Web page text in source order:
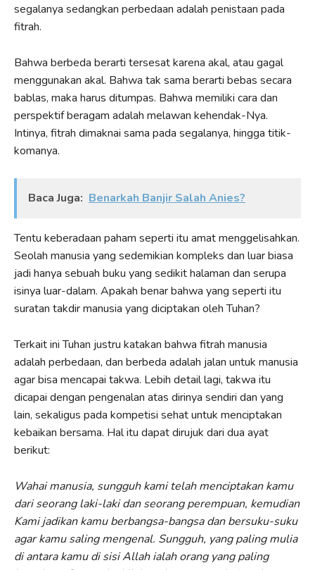
segalanya sedangkan perbedaan adalah penistaan pada
fitrah.
Bahwa berbeda berarti tersesat karena akal, atau gagal
menggunakan akal. Bahwa tak sama berarti bebas secara
bablas, maka harus ditumpas. Bahwa memiliki cara dan
perspektif beragam adalah melawan kehendak-Nya.
Intinya, fitrah dimaknai sama pada segalanya, hingga titik-
komanya.
Baca Juga: Benarkah Banjir Salah Anies?
Tentu keberadaan paham seperti itu amat menggelisahkan.
Seolah manusia yang sedemikian kompleks dan luar biasa
jadi hanya sebuah buku yang sedikit halaman dan serupa
isinya luar-dalam. Apakah benar bahwa yang seperti itu
suratan takdir manusia yang diciptakan oleh Tuhan?
Terkait ini Tuhan justru katakan bahwa fitrah manusia
adalah perbedaan, dan berbeda adalah jalan untuk manusia
agar bisa mencapai takwa. Lebih detail lagi, takwa itu
dicapai dengan pengenalan atas dirinya sendiri dan yang
lain, sekaligus pada kompetisi sehat untuk menciptakan
kebaikan bersama. Hal itu dapat dirujuk dari dua ayat
berikut:
Wahai manusia, sungguh kami telah menciptakan kamu
dari seorang laki-laki dan seorang perempuan, kemudian
Kami jadikan kamu berbangsa-bangsa dan bersuku-suku
agar kamu saling mengenal. Sungguh, yang paling mulia
di antara kamu di sisi Allah ialah orang yang paling